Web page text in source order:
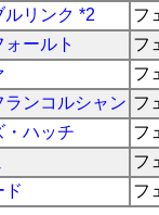
ルリンク *2
フ
ールト
フ
フ
ランコルシャン フ
・ハッチ
フ
フ
ド フ